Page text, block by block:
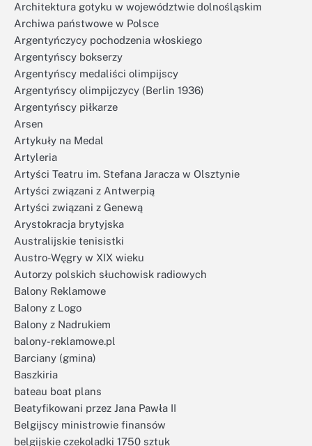
Architektura gotyku w województwie dolnośląskim
Archiwa państwowe w Polsce
Argentyńczycy pochodzenia włoskiego
Argentyńscy bokserzy
Argentyńscy medaliści olimpijscy
Argentyńscy olimpijczycy (Berlin 1936)
Argentyńscy piłkarze
Arsen
Artykuły na Medal
Artyleria
Artyści Teatru im. Stefana Jaracza w Olsztynie
Artyści związani z Antwerpią
Artyści związani z Genewą
Arystokracja brytyjska
Australijskie tenisistki
Austro-Węgry w XIX wieku
Autorzy polskich słuchowisk radiowych
Balony Reklamowe
Balony z Logo
Balony z Nadrukiem
balony-reklamowe.pl
Barciany (gmina)
Baszkiria
bateau boat plans
Beatyfikowani przez Jana Pawła II
Belgijscy ministrowie finansów
belgijskie czekoladki 1750 sztuk